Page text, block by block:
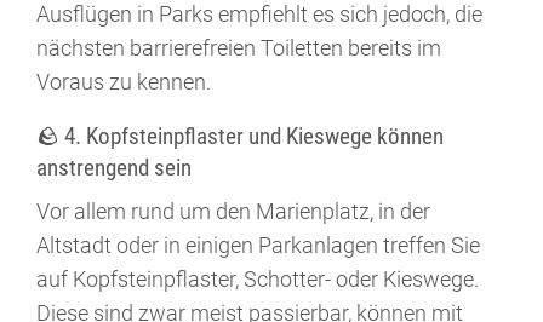
Ausflügen in Parks empfiehlt es sich jedoch, die
nächsten barrierefreien Toiletten bereits im
Voraus zu kennen.
🪨 4. Kopfsteinpflaster und Kieswege können
anstrengend sein
Vor allem rund um den Marienplatz, in der
Altstadt oder in einigen Parkanlagen treffen Sie
auf Kopfsteinpflaster, Schotter- oder Kieswege.
Diese sind zwar meist passierbar, können mit